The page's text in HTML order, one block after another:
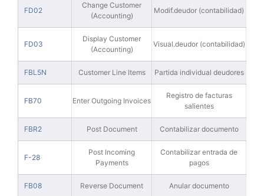
FD02
Change Customer
(Accounting)
Modif.deudor (contabilidad)
FD03
Display Customer
(Accounting)
Visual.deudor (contabilidad)
FBL5N Customer Line Items Partida individual deudores
FB70 Enter Outgoing Invoices
Registro de facturas
salientes
FBR2 Post Document Contabilizar documento
F-28
Post Incoming
Payments
Contabilizar entrada de
pagos
FB08 Reverse Document Anular documento